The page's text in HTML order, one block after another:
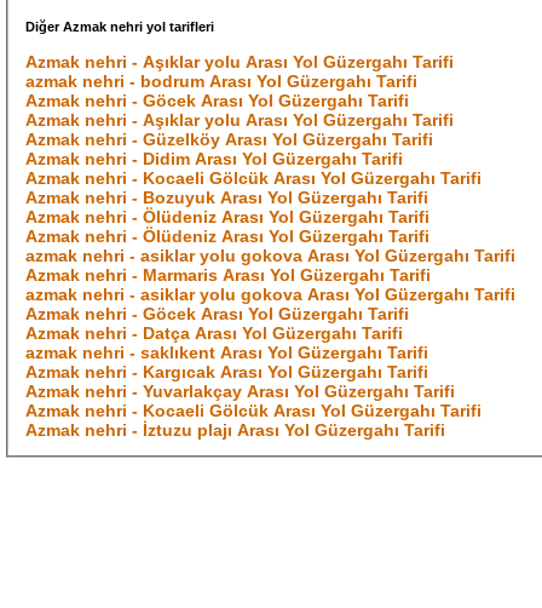
Diğer Azmak nehri yol tarifleri
Azmak nehri - Aşıklar yolu Arası Yol Güzergahı Tarifi
azmak nehri - bodrum Arası Yol Güzergahı Tarifi
Azmak nehri - Göcek Arası Yol Güzergahı Tarifi
Azmak nehri - Aşıklar yolu Arası Yol Güzergahı Tarifi
Azmak nehri - Güzelköy Arası Yol Güzergahı Tarifi
Azmak nehri - Didim Arası Yol Güzergahı Tarifi
Azmak nehri - Kocaeli Gölcük Arası Yol Güzergahı Tarifi
Azmak nehri - Bozuyuk Arası Yol Güzergahı Tarifi
Azmak nehri - Ölüdeniz Arası Yol Güzergahı Tarifi
Azmak nehri - Ölüdeniz Arası Yol Güzergahı Tarifi
azmak nehri - asiklar yolu gokova Arası Yol Güzergahı Tarifi
Azmak nehri - Marmaris Arası Yol Güzergahı Tarifi
azmak nehri - asiklar yolu gokova Arası Yol Güzergahı Tarifi
Azmak nehri - Göcek Arası Yol Güzergahı Tarifi
Azmak nehri - Datça Arası Yol Güzergahı Tarifi
azmak nehri - saklıkent Arası Yol Güzergahı Tarifi
Azmak nehri - Kargıcak Arası Yol Güzergahı Tarifi
Azmak nehri - Yuvarlakçay Arası Yol Güzergahı Tarifi
Azmak nehri - Kocaeli Gölcük Arası Yol Güzergahı Tarifi
Azmak nehri - İztuzu plajı Arası Yol Güzergahı Tarifi